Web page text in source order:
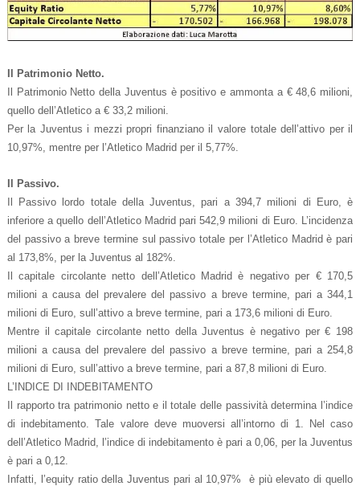
Il Patrimonio Netto.
Il Patrimonio Netto della Juventus è positivo e ammonta a € 48,6 milioni,
quello dell’Atletico a € 33,2 milioni.
Per la Juventus i mezzi propri finanziano il valore totale dell’attivo per il
10,97%, mentre per l’Atletico Madrid per il 5,77%.
Il Passivo.
Il Passivo lordo totale della Juventus, pari a 394,7 milioni di Euro, è
inferiore a quello dell’Atletico Madrid pari 542,9 milioni di Euro. L’incidenza
del passivo a breve termine sul passivo totale per l’Atletico Madrid è pari
al 173,8%, per la Juventus al 182%.
Il capitale circolante netto dell’Atletico Madrid è negativo per € 170,5
milioni a causa del prevalere del passivo a breve termine, pari a 344,1
milioni di Euro, sull’attivo a breve termine, pari a 173,6 milioni di Euro.
Mentre il capitale circolante netto della Juventus è negativo per € 198
milioni a causa del prevalere del passivo a breve termine, pari a 254,8
milioni di Euro, sull’attivo a breve termine, pari a 87,8 milioni di Euro.
L’INDICE DI INDEBITAMENTO
Il rapporto tra patrimonio netto e il totale delle passività determina l’indice
di indebitamento. Tale valore deve muoversi all’intorno di 1. Nel caso
dell’Atletico Madrid, l’indice di indebitamento è pari a 0,06, per la Juventus
è pari a 0,12.
Infatti, l’equity ratio della Juventus pari al 10,97% è più elevato di quello